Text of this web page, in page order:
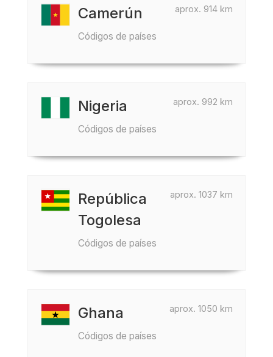
aprox. 914 km
Camerún
Códigos de países
aprox. 992 km
Nigeria
Códigos de países
aprox. 1037 km
República
Togolesa
Códigos de países
aprox. 1050 km
Ghana
Códigos de países